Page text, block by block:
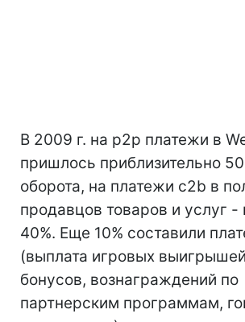
В 2009 г. на p2p платежи в
пришлось приблизительно
оборота, на платежи c2b в
продавцов товаров и услуг -
40%. Еще 10% составили
(выплата игровых
бонусов, вознаграждений по
партнерским программам,